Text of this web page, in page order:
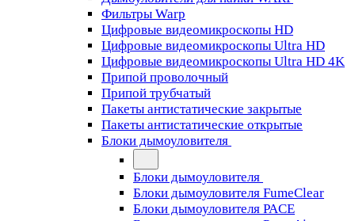
Фильтры Warp
Цифровые видеомикроскопы HD
Цифровые видеомикроскопы Ultra HD
Цифровые видеомикроскопы Ultra HD 4K
Припой проволочный
Припой трубчатый
Пакеты антистатические закрытые
Пакеты антистатические открытые
Блоки дымоуловителя
Блоки дымоуловителя
Блоки дымоуловителя FumeClear
Блоки дымоуловителя PACE